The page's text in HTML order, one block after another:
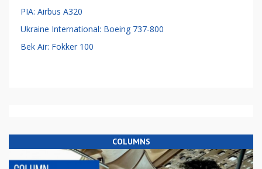
PIA: Airbus A320
Ukraine International: Boeing 737-800
Bek Air: Fokker 100
COLUMNS